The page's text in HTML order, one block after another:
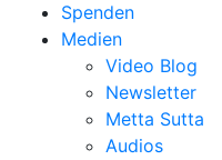
Spenden
Medien
Video Blog
Newsletter
Metta Sutta
Audios